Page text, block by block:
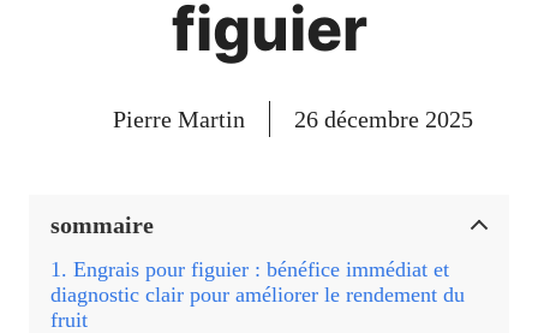
figuier
Pierre Martin 26 décembre 2025
sommaire
Engrais pour figuier : bénéfice immédiat et
diagnostic clair pour améliorer le rendement du
fruit